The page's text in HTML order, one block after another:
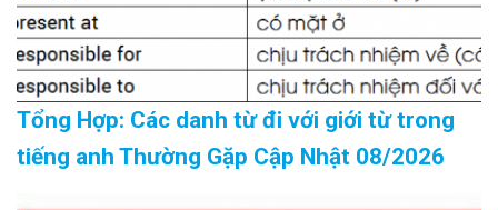
Tổng Hợp: Các danh từ đi với giới từ trong
tiếng anh Thường Gặp Cập Nhật 08/2026